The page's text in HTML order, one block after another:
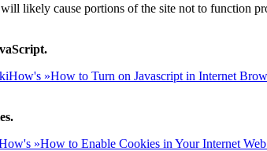
likely cause portions of the site not to function
»How to Turn on Javascript in Internet
»How to Enable Cookies in Your Internet